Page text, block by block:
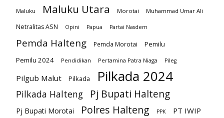
Maluku Maluku Utara Morotai Muhammad Umar Ali
Netralitas ASN Opini Papua Partai Nasdem
Pemda Halteng Pemda Morotai
Pemilu
Pemilu 2024
Pendidikan Pertamina Patra Niaga Pileg
Pilgub Malut Pilkada Pilkada 2024
Pilkada Halteng Pj Bupati Halteng
Pj Bupati Morotai Polres Halteng PPK PT IWIP